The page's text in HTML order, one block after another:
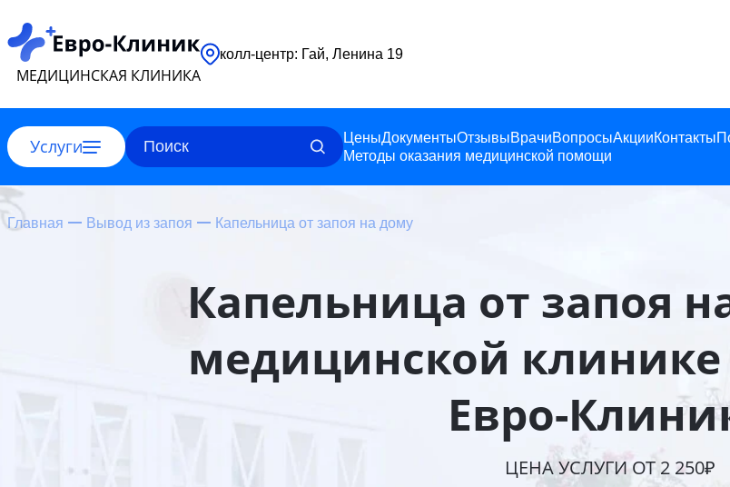
МЕДИЦИНСКАЯ КЛИНИКА
колл-центр: Гай, Ленина 19
Услуги ЦеныДокументыОтзывыВрачиВопросыАкцииКонтакты
Методы оказания медицинской помощи
Главная Вывод из запоя Капельница от запоя на дому
Капельница от запоя
медицинской клинике
Евро-
ЦЕНА УСЛУГИ ОТ 2 250₽